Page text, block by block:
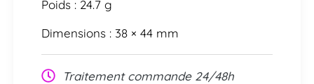
Poids : 24.7 g
Dimensions : 38 × 44 mm
Traitement commande 24/48h